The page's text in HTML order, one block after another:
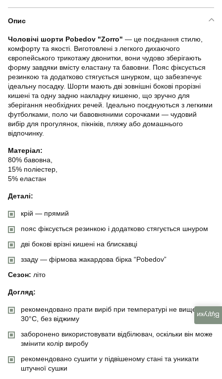
Опис
Чоловічі шорти Pobedov "Zorro" — це поєднання стилю,
комфорту та якості. Виготовлені з легкого дихаючого
європейського трикотажу двонитки, вони чудово зберігають
форму завдяки вмісту еластану та бавовни. Пояс фіксується
резинкою та додатково стягується шнурком, що забезпечує
ідеальну посадку. Шорти мають дві зовнішні бокові прорізні
кишені та одну задню накладну кишеню, що зручно для
зберігання необхідних речей. Ідеально поєднуються з легкими
футболками, поло чи бавовняними сорочками — чудовий
вибір для прогулянок, пікніків, пляжу або домашнього
відпочинку.
Матеріал:
80% бавовна,
15% поліестер,
5% еластан
Деталі:
крій — прямий
пояс фіксується резинкою і додатково стягується шнуром
дві бокові врізні кишені на блискавці
ззаду — фірмова жакардова бірка “Pobedov”
Сезон: літо
Догляд:
рекомендовано прати виріб при температурі не вище
30°C, без віджиму
заборонено використовувати відбілювач, оскільки він може
змінити колір виробу
рекомендовано сушити у підвішеному стані та уникати
штучної сушки
Відгуки